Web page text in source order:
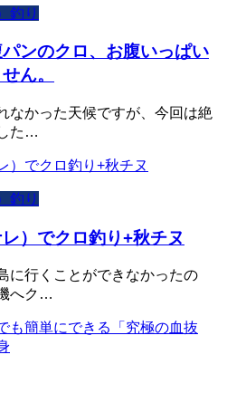
釣り
ンのクロ、お腹いっぱい
ん。
なかった天候ですが、今回は絶
た…
釣り
）でクロ釣り+秋チヌ
に行くことができなかったの
へク…